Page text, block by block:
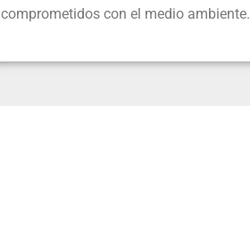
comprometidos con el medio ambiente.